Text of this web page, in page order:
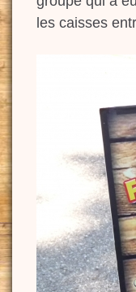
les caisses